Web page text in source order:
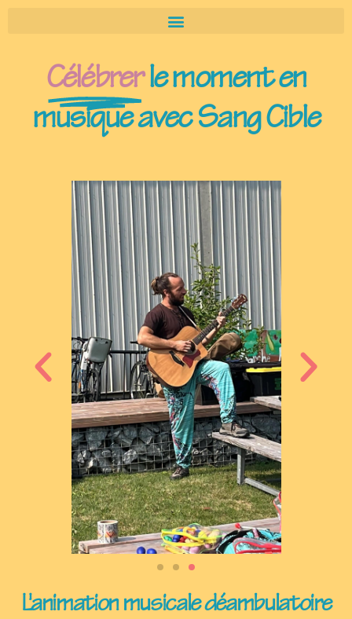
Célébrerle moment en
musique avec Sang Cible
L'animation musicale déambulatoire